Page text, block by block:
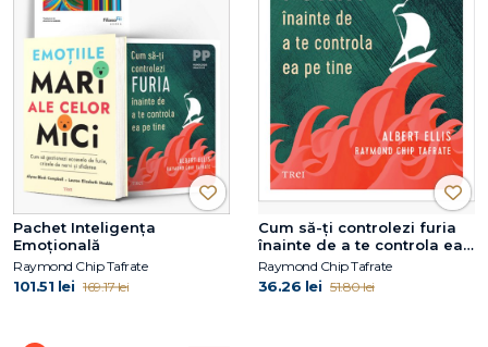
Pachet Inteligența
Emoțională
Raymond Chip Tafrate
101.51 lei 169.17 lei
Cum să-ţi controlezi furia
înainte de a te controla ea
pe tine
Raymond Chip Tafrate
36.26 lei 51.80 lei